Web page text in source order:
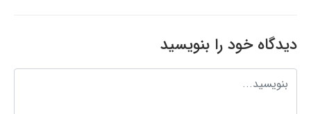
دیدگاه خود را بنویسید